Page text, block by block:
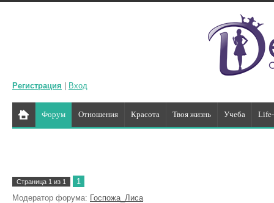
Регистрация Вход
Форум Отношения Красота Твоя жизнь Учеба
Страница 1 из 1
1
Модератор форума: Госпожа_Лиса